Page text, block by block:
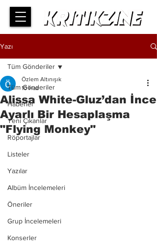
Yazı
Tüm Gönderiler
Haberler
Yeni Çıkanlar
Röportajlar
Listeler
Yazılar
Albüm İncelemeleri
Öneriler
Grup İncelemeleri
Konserler
Tüm Gönderiler
Alissa White-Gluz’dan İnce
Ayarlı Bir Hesaplaşma
"Flying Monkey"
Özlem Altınışık
10 Haz